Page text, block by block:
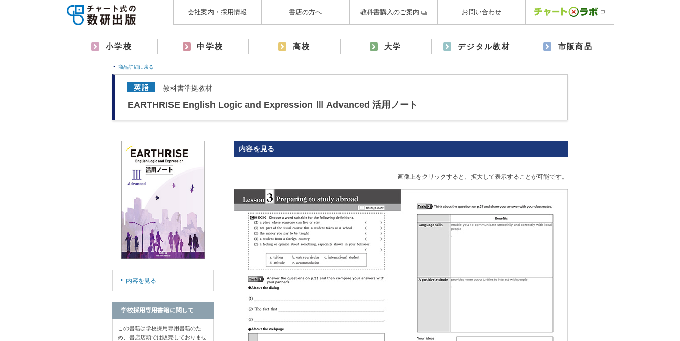
会社案内・採用情報 書店の方へ 教科書購入のご案内 お問い合わせ
小学校 中学校 高校 大学 デジタル教材 市販商品
商品詳細に戻る
教科書準拠教材
EARTHRISE English Logic and Expression Ⅲ Advanced 活用ノート
内容を見る
画像上をクリックすると、拡大して表示することが可能です。
内容を見る
学校採用専用書籍に関して
この書籍は学校採用専用書籍のた
め、書店店頭では販売しておりませ